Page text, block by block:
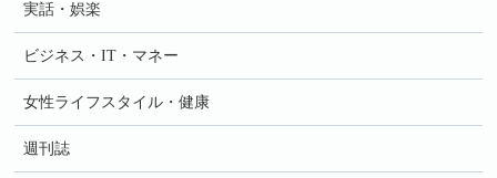
実話・娯楽
ビジネス・IT・マネー
女性ライフスタイル・健康
週刊誌